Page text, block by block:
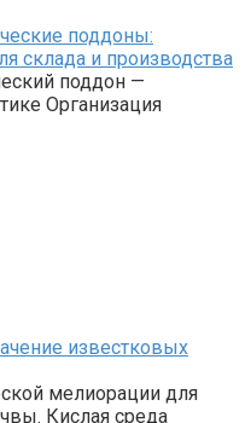
поддоны:
склада и производства
поддон —
Организация
известковых
мелиорации для
Кислая среда